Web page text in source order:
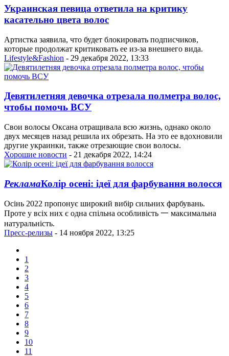
Украинская певица ответила на критику
касательно цвета волос
Артистка заявила, что будет блокировать подписчиков,
которые продолжат критиковать ее из-за внешнего вида.
Lifestyle&Fashion - 29 декабря 2022, 13:33
Девятилетняя девочка отрезала полметра волос,
чтобы помочь ВСУ
Свои волосы Оксана отращивала всю жизнь, однако около
двух месяцев назад решила их обрезать. На это ее вдохновили
другие украинки, также отрезающие свои волосы.
Хорошие новости - 21 декабря 2022, 14:24
РекламаКолір осені: ідеї для фарбування волосся
Осінь 2022 пропонує широкий вибір сильних фарбувань.
Проте у всіх них є одна спільна особливість 一 максимальна
натуральність.
Пресс-релизы - 14 ноября 2022, 13:25
1
2
3
4
5
6
7
8
9
10
11